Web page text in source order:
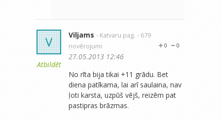
V
Atbildēt
Viljams - Katvaru pag. - 679
novērojumi
0
0
27.05.2013 12:46
No rīta bija tikai +11 grādu. Bet
diena patīkama, lai arī saulaina, nav
ļoti karsta, uzpūš vējš, reizēm pat
pastipras brāzmas.